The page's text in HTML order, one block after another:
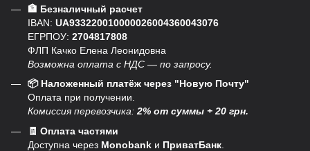
🏦 Безналичный расчет
IBAN: UA933220010000026004360043076
ЕГРПОУ: 2704817808
ФЛП Качко Елена Леонидовна
Возможна оплата с НДС — по запросу.
📦 Наложенный платёж через "Новую Почту"
Оплата при получении.
Комиссия перевозчика:2% от суммы + 20 грн.
🧾 Оплата частями
Доступна через Monobank и ПриватБанк